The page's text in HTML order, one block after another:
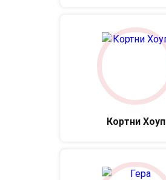
Кортни Хоуп